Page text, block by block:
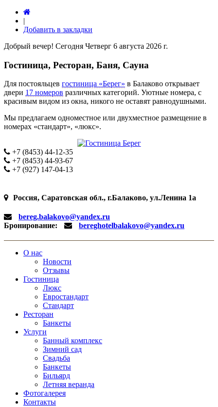
|
Добавить в закладки
Добрый вечер! Сегодня Четверг 6 августа 2026 г.
Гостиница, Ресторан, Баня, Сауна
Для постояльцев гостиница «Берег» в Балаково открывает
двери 17 номеров различных категорий. Уютные номера, с
красивым видом из окна, никого не оставят равнодушными.
Мы предлагаем одноместное или двухместное размещение в
номерах «стандарт», «люкс».
+7 (8453) 44-12-35
+7 (8453) 44-93-67
+7 (927) 147-04-13
Россия, Саратовская обл., г.Балаково, ул.Ленина 1а
bereg.balakovo@yandex.ru
Бронирование:
bereghotelbalakovo@yandex.ru
О нас
Новости
Отзывы
Гостиница
Люкс
Евростандарт
Стандарт
Ресторан
Банкеты
Услуги
Банный комплекс
Зимний сад
Свадьба
Банкеты
Бильярд
Летняя веранда
Фотогалерея
Контакты